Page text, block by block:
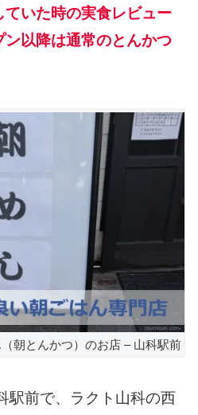
ていた時の実食レビュー
以降は通常のとんかつ
朝とんかつ）のお店 – 山科駅前
駅前で、ラクト山科の西